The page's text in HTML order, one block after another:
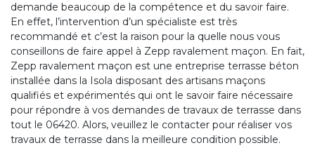
demande beaucoup de la compétence et du savoir faire.
En effet, l’intervention d’un spécialiste est très
recommandé et c’est la raison pour la quelle nous vous
conseillons de faire appel à Zepp ravalement maçon. En fait,
Zepp ravalement maçon est une entreprise terrasse béton
installée dans la Isola disposant des artisans maçons
qualifiés et expérimentés qui ont le savoir faire nécessaire
pour répondre à vos demandes de travaux de terrasse dans
tout le 06420. Alors, veuillez le contacter pour réaliser vos
travaux de terrasse dans la meilleure condition possible.